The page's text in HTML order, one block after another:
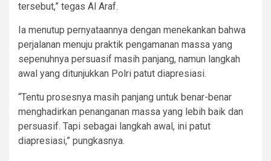
tersebut,” tegas Al Araf.
Ia menutup pernyataannya dengan menekankan bahwa
perjalanan menuju praktik pengamanan massa yang
sepenuhnya persuasif masih panjang, namun langkah
awal yang ditunjukkan Polri patut diapresiasi.
“Tentu prosesnya masih panjang untuk benar-benar
menghadirkan penanganan massa yang lebih baik dan
persuasif. Tapi sebagai langkah awal, ini patut
diapresiasi,” pungkasnya.